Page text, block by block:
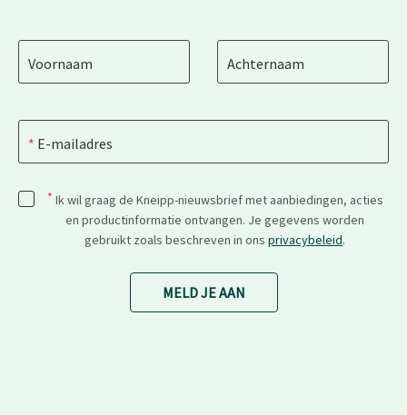
Voornaam Achternaam
E-mailadres
* Ik wil graag de Kneipp-nieuwsbrief met aanbiedingen, acties
en productinformatie ontvangen. Je gegevens worden
gebruikt zoals beschreven in ons privacybeleid.
MELD JE AAN